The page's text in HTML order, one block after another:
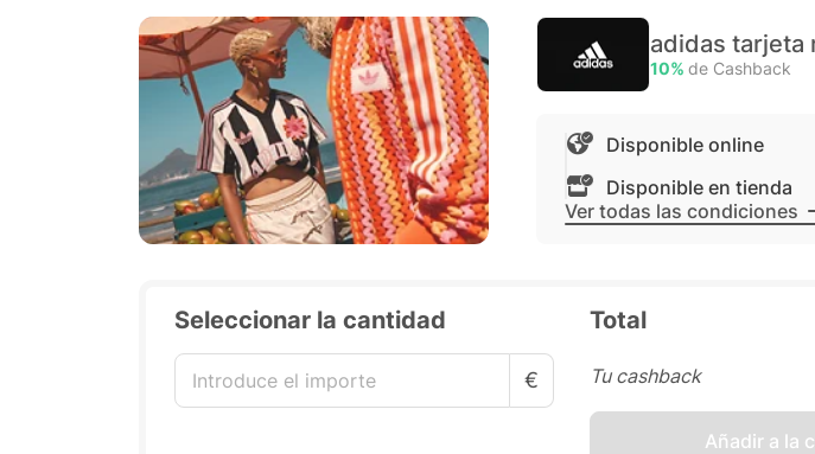
adidas tarjeta
10% de Cashback
Disponible en tienda
Disponible online
Ver todas las condiciones
Seleccionar la cantidad
€
Total
Tu cashback
Añadir a la